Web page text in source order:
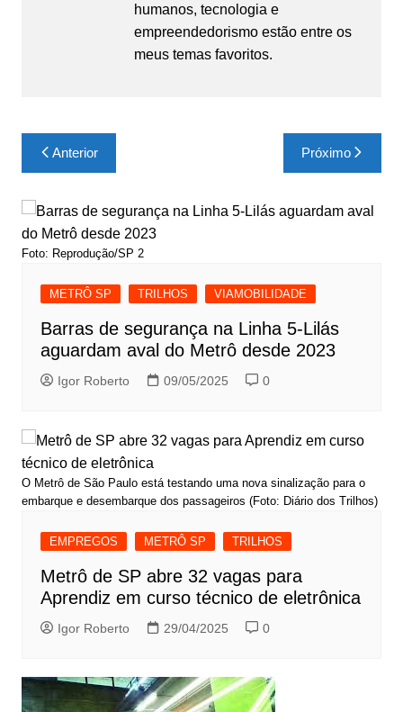
humanos, tecnologia e
empreendedorismo estão entre os
meus temas favoritos.
Navegação
de
Post
Anterior Próximo
Foto: Reprodução/SP 2
METRÔ SP TRILHOS VIAMOBILIDADE
Barras de segurança na Linha 5-Lilás
aguardam aval do Metrô desde 2023
Igor Roberto 09/05/2025 0
O Metrô de São Paulo está testando uma nova sinalização para o
embarque e desembarque dos passageiros (Foto: Diário dos Trilhos)
EMPREGOS METRÔ SP TRILHOS
Metrô de SP abre 32 vagas para
Aprendiz em curso técnico de eletrônica
Igor Roberto 29/04/2025 0